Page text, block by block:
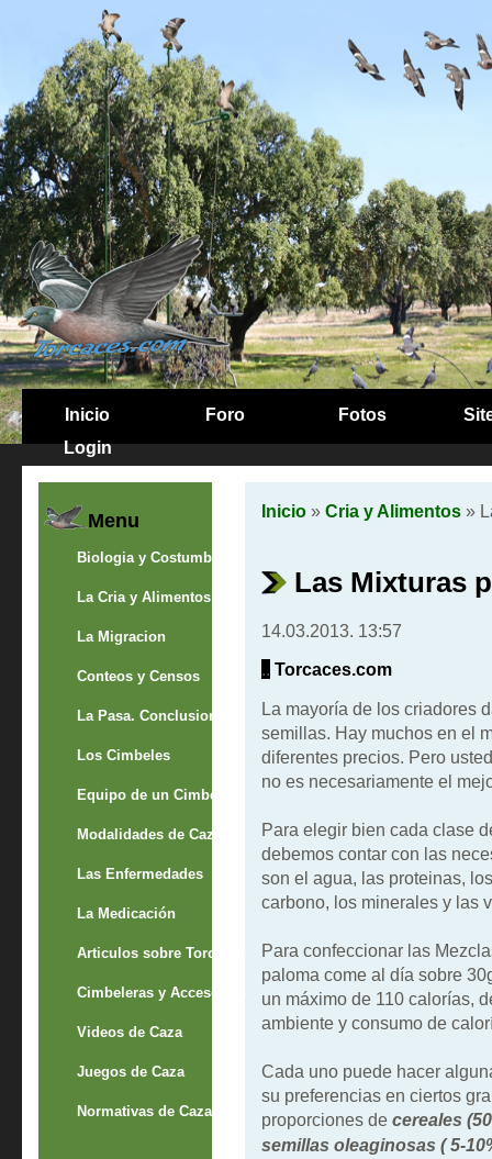
Inicio Foro Fotos
Login
Menu
Biologia y Costumbres
La Cria y Alimentos
La Migracion
Conteos y Censos
La Pasa. Conclusion
Los Cimbeles
Equipo de un Cimbelero
Modalidades de Caza
Las Enfermedades
La Medicación
Articulos sobre Torcaces
Cimbeleras y Accesorios
Videos de Caza
Juegos de Caza
Normativas de Caza
Inicio» Cria y Alimentos»
Las Mixturas
14.03.2013. 13:57
.. Torcaces.com
La mayoría de los criadores
semillas. Hay muchos en el
diferentes precios. Pero
no es necesariamente el
Para elegir bien cada clase
debemos contar con las
son el agua, las proteinas,
carbono, los minerales y las
Para confeccionar las
paloma come al día sobre
un máximo de 110 calorías,
ambiente y consumo de
Cada uno puede hacer
su preferencias en ciertos
proporciones de cereales
semillas oleaginosas ( 5-